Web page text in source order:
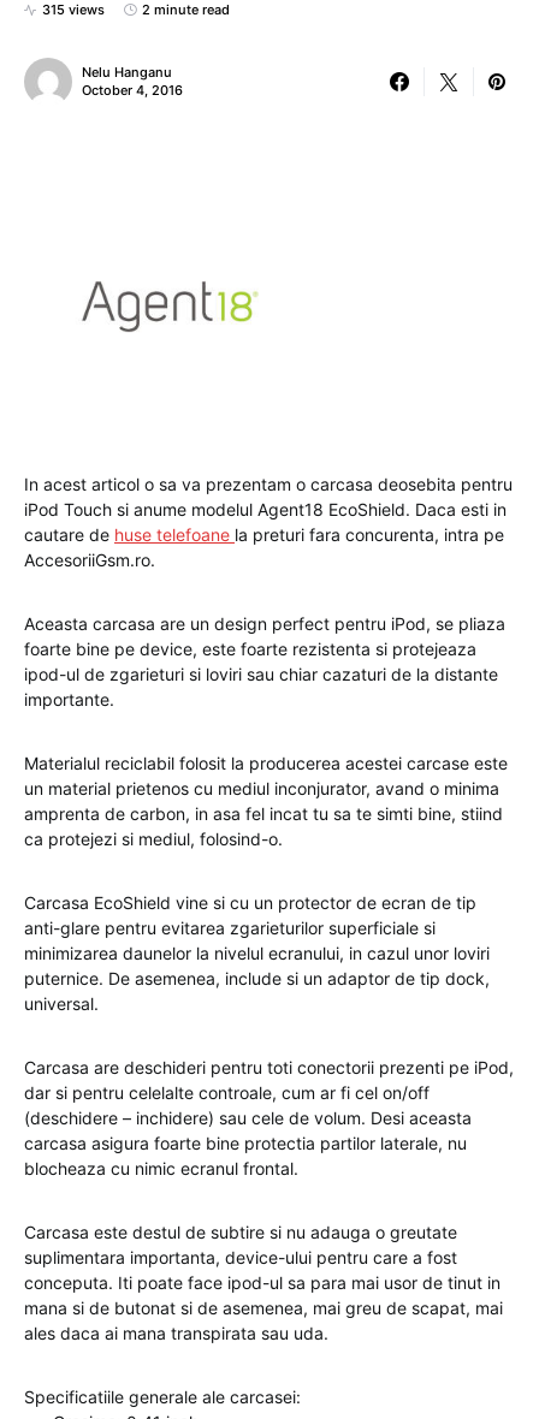
315 views 2 minute read
Nelu Hanganu
October 4, 2016
In acest articol o sa va prezentam o carcasa deosebita pentru
iPod Touch si anume modelul Agent18 EcoShield. Daca esti in
cautare de huse telefoane la preturi fara concurenta, intra pe
AccesoriiGsm.ro.
Aceasta carcasa are un design perfect pentru iPod, se pliaza
foarte bine pe device, este foarte rezistenta si protejeaza
ipod-ul de zgarieturi si loviri sau chiar cazaturi de la distante
importante.
Materialul reciclabil folosit la producerea acestei carcase este
un material prietenos cu mediul inconjurator, avand o minima
amprenta de carbon, in asa fel incat tu sa te simti bine, stiind
ca protejezi si mediul, folosind-o.
Carcasa EcoShield vine si cu un protector de ecran de tip
anti-glare pentru evitarea zgarieturilor superficiale si
minimizarea daunelor la nivelul ecranului, in cazul unor loviri
puternice. De asemenea, include si un adaptor de tip dock,
universal.
Carcasa are deschideri pentru toti conectorii prezenti pe iPod,
dar si pentru celelalte controale, cum ar fi cel on/off
(deschidere – inchidere) sau cele de volum. Desi aceasta
carcasa asigura foarte bine protectia partilor laterale, nu
blocheaza cu nimic ecranul frontal.
Carcasa este destul de subtire si nu adauga o greutate
suplimentara importanta, device-ului pentru care a fost
conceputa. Iti poate face ipod-ul sa para mai usor de tinut in
mana si de butonat si de asemenea, mai greu de scapat, mai
ales daca ai mana transpirata sau uda.
Specificatiile generale ale carcasei: